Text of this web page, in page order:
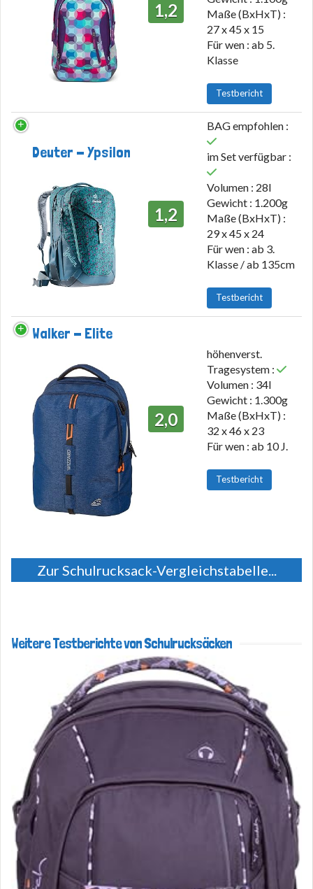
1,2
Maße (BxHxT) :
27 x 45 x 15
Für wen : ab 5.
Klasse
Testbericht
Deuter - Ypsilon
1,2
BAG empfohlen :
im Set verfügbar :
Volumen : 28l
Gewicht : 1.200g
Maße (BxHxT) :
29 x 45 x 24
Für wen : ab 3.
Klasse / ab 135cm
Testbericht
Walker - Elite
2,0
höhenverst.
Tragesystem :
Volumen : 34l
Gewicht : 1.300g
Maße (BxHxT) :
32 x 46 x 23
Für wen : ab 10 J.
Testbericht
Zur Schulrucksack-Vergleichstabelle...
Weitere Testberichte von Schulrucksäcken